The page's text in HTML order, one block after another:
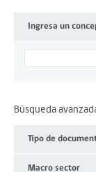
Ingresa un
Búsqueda
Tipo de
Macro sector